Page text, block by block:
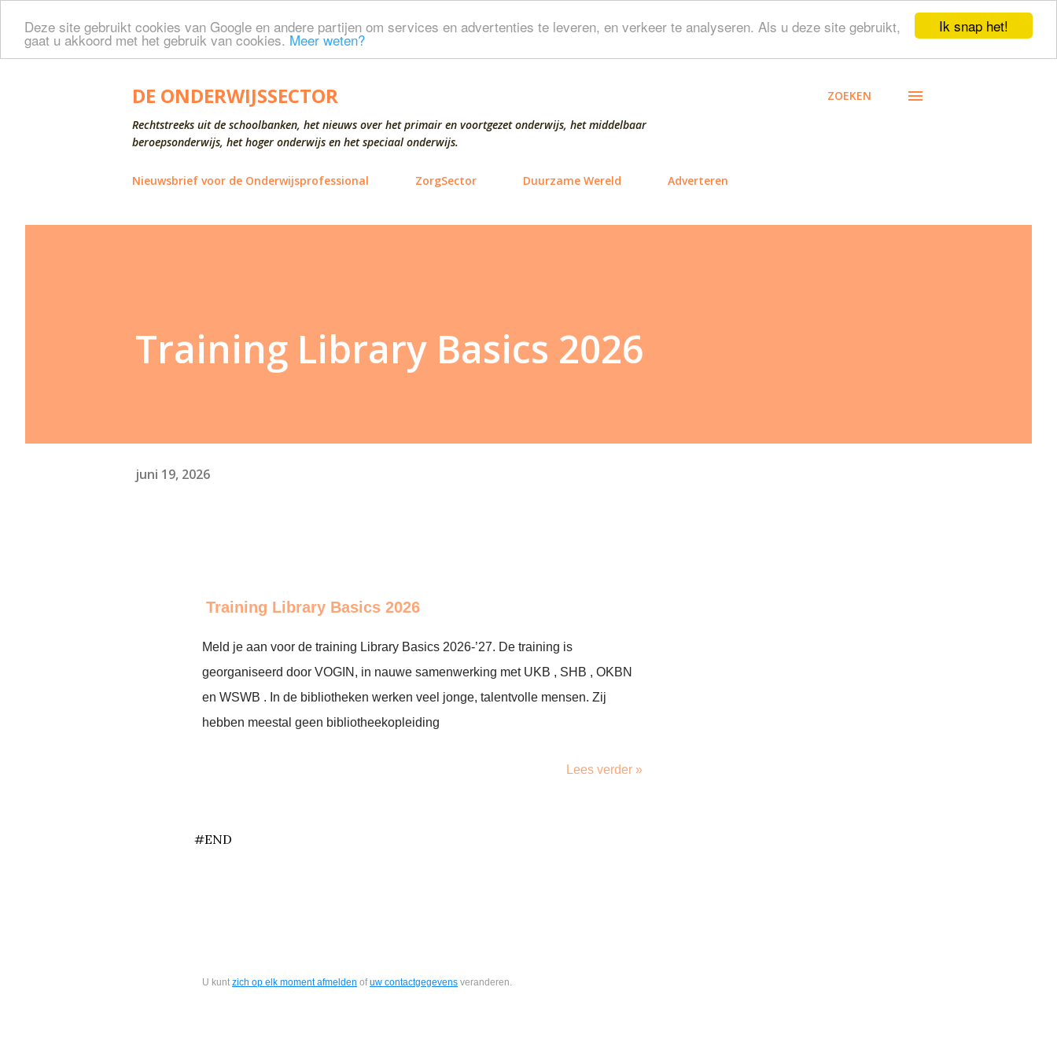
Ik snap het!
Deze site gebruikt cookies van Google en andere partijen om services en advertenties te leveren, en verkeer te analyseren. Als u deze site gebruikt,
gaat u akkoord met het gebruik van cookies. Meer weten?
Doorgaan naar hoofdcontent
DE ONDERWIJSSECTOR
Rechtstreeks uit de schoolbanken, het nieuws over het primair en voortgezet onderwijs, het middelbaar
beroepsonderwijs, het hoger onderwijs en het speciaal onderwijs.
ZOEKEN
Nieuwsbrief voor de Onderwijsprofessional ZorgSector Duurzame Wereld Adverteren
Training Library Basics 2026
juni 19, 2026
Training Library Basics 2026
Meld je aan voor de training Library Basics 2026-’27. De training is
georganiseerd door VOGIN, in nauwe samenwerking met UKB , SHB , OKBN
en WSWB . In de bibliotheken werken veel jonge, talentvolle mensen. Zij
hebben meestal geen bibliotheekopleiding
Lees verder »
#END
U kunt zich op elk moment afmelden ofuw contactgegevens veranderen.